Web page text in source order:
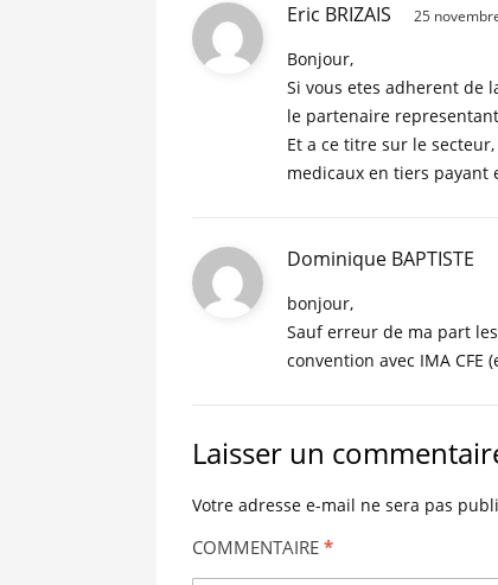
Eric BRIZAIS 25
Bonjour,
Si vous etes adherent de
le partenaire
Et a ce titre sur le
medicaux en tiers payant
Dominique BAPTISTE
bonjour,
Sauf erreur de ma part
convention avec IMA CFE
Laisser un
Votre adresse e-mail ne sera pas
COMMENTAIRE *